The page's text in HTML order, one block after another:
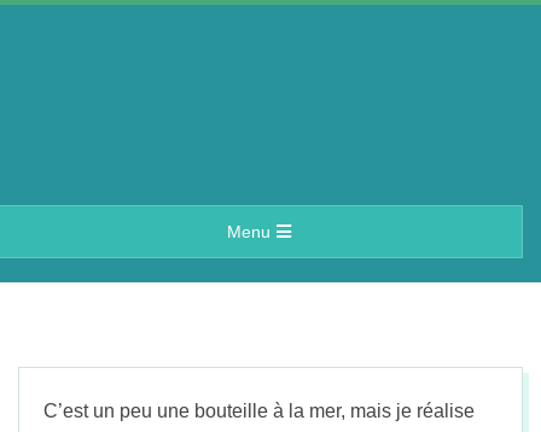
A
e
r
Navigation
Menu
C’est un peu une bouteille à la mer, mais je réalise